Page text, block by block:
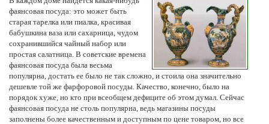
фаянсовая посуда: это может быть
старая тарелка или пиалка, красивая
бабушкина ваза или сахарница, чудом
сохранившийся чайный набор или
простая салатница. В советские времена
фаянсовая посуда была весьма
популярна, достать ее было не так сложно, и стоила она значительно
дешевле той же фарфоровой посуды. Качество, конечно, было на
порядок хуже, но кто при всеобщем дефиците об этом думал. Сейчас
фаянсовая посуда не столь популярна, ведь магазины посуды
заполнены более качественным и доступным по цене товаром, но все